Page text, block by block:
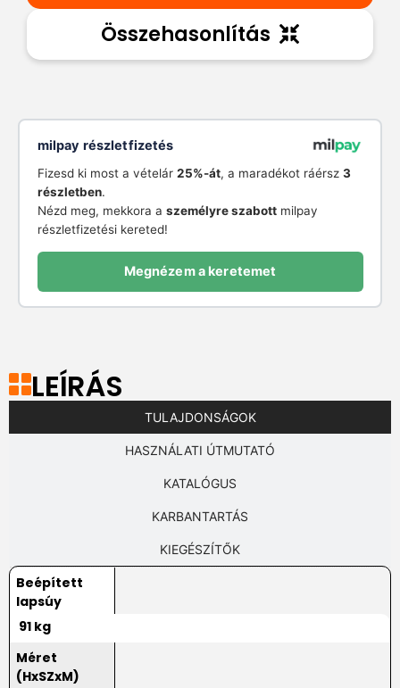
Összehasonlítás
milpay részletfizetés
Fizesd ki most a vételár 25%-át, a maradékot ráérsz 3
részletben.
Nézd meg, mekkora a személyre szabottmilpay
részletfizetési kereted!
Megnézem a keretemet
LEÍRÁS
TULAJDONSÁGOK
HASZNÁLATI ÚTMUTATÓ
KATALÓGUS
KARBANTARTÁS
KIEGÉSZÍTŐK
Beépített
lapsúy
91 kg
Méret
(HxSZxM)